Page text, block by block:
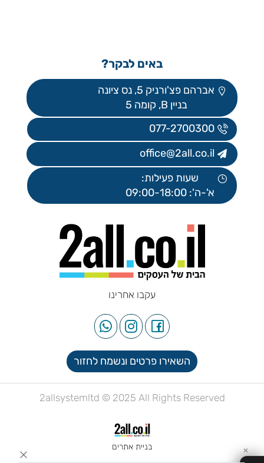
באים לבקר?
אברהם פצ'ורניק 5, נס ציונה
בניין B, קומה 5
077-2700300
office@2all.co.il
שעות פעילות:
א'-ה': 09:00-18:00
עקבו אחרינו
השאירו פרטים ונשמח לחזור
2allsystemltd © 2025 All Rights Reserved
בניית אתרים ✕